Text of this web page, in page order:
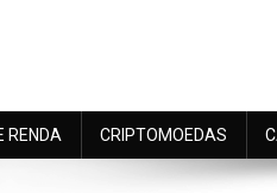
RENDA CRIPTOMOEDAS